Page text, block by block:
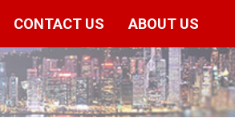
CONTACT US ABOUT US